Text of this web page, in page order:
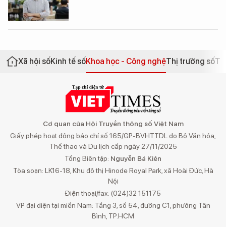
Xã hội sốKinh tế sốKhoa học - Công nghệThị trường số
Cơ quan của Hội Truyền thông số Việt Nam
Giấy phép hoạt động báo chí số 165/GP-BVHTTDL do Bộ Văn hóa,
Thể thao và Du lịch cấp ngày 27/11/2025
Tổng Biên tập: Nguyễn Bá Kiên
Tòa soạn: LK16-18, Khu đô thị Hinode Royal Park, xã Hoài Đức, Hà
Nội
Điện thoại/fax: (024)32 151175
VP đại diện tại miền Nam: Tầng 3, số 54, đường C1, phường Tân
Bình, TP.HCM